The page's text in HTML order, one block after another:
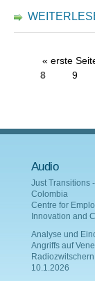
« erste
8
9
Audio
Just Transitions
Colombia
Centre for
Innovation and
Analyse und
Angriffs auf
10.1.2026